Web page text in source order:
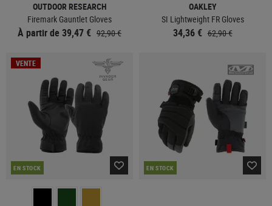
OUTDOOR RESEARCH
Firemark Gauntlet Gloves
À partir de 39,47 € 92,90 €
OAKLEY
SI Lightweight FR Gloves
34,36 € 62,90 €
VENTE
EN STOCK EN STOCK